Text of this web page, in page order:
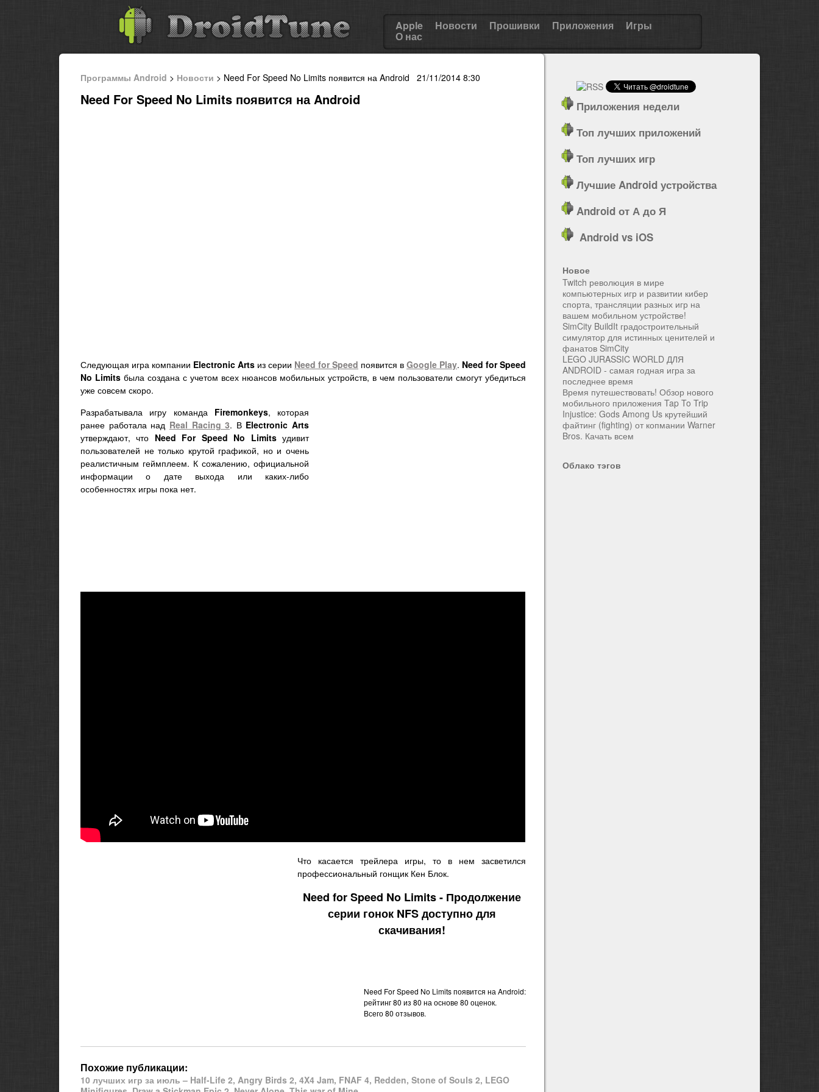
Apple Новости Прошивки Приложения Игры
О нас
Программы Android > Новости > Need For Speed No Limits появится на Android 21/11/2014 8:30
Need For Speed No Limits появится на Android
Следующая игра компании Electronic Arts из серии Need for Speed появится в Google Play. Need for Speed
No Limits была создана с учетом всех нюансов мобильных устройств, в чем пользователи смогут убедиться
уже совсем скоро.
Разрабатывала игру команда Firemonkeys, которая
ранее работала над Real Racing 3. В Electronic Arts
утверждают, что Need For Speed No Limitsудивит
пользователей не только крутой графикой, но и очень
реалистичным геймплеем. К сожалению, официальной
информации о дате выхода или каких-либо
особенностях игры пока нет.
Что касается трейлера игры, то в нем засветился
профессиональный гонщик Кен Блок.
Need for Speed No Limits - Продолжение
серии гонок NFS доступно для
скачивания!
Need For Speed No Limits появится на Android:
рейтинг80 из 80 на основе 80 оценок.
Всего80 отзывов.
Похожие публикации:
10 лучших игр за июль – Half-Life 2, Angry Birds 2, 4X4 Jam, FNAF 4, Redden, Stone of Souls 2, LEGO
Приложения недели
Топ лучших приложений
Топ лучших игр
Лучшие Android устройства
Android от А до Я
Android vs iOS
Новое
Twitch революция в мире
компьютерных игр и развитии кибер
спорта, трансляции разных игр на
вашем мобильном устройстве!
SimCity BuildIt градостроительный
симулятор для истинных ценителей и
фанатов SimCity
LEGO JURASSIC WORLD ДЛЯ
ANDROID - самая годная игра за
последнее время
Время путешествовать! Обзор нового
мобильного приложения Tap To Trip
Injustice: Gods Among Us крутейший
файтинг (fighting) от копмании Warner
Bros. Качать всем
Облако тэгов